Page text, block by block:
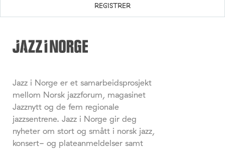
Jazz i Norge er et samarbeidsprosjekt
mellom Norsk jazzforum, magasinet
Jazznytt og de fem regionale
jazzsentrene. Jazz i Norge gir deg
nyheter om stort og smått i norsk jazz,
konsert- og plateanmeldelser samt